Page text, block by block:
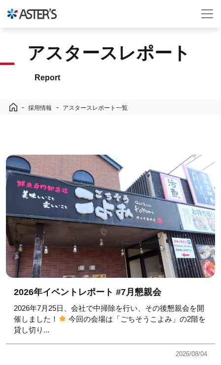
アスタースレポート
Report
採用情報 アスタースレポート一覧
2026年イベントレポート #7月懇親会
2026年7月25日、会社で中掃除を行い、その後懇親会を開
催しました！
今回の会場は「ごちそうこよみ」の2階を
貸し切り...
2026/08/04